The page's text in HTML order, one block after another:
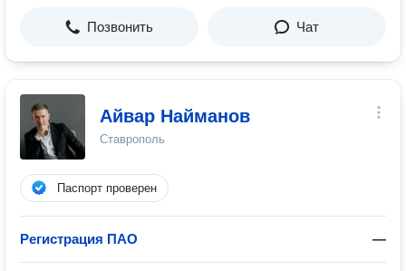
Позвонить Чат
Айвар Найманов
Ставрополь
Паспорт проверен
Регистрация ПАО —